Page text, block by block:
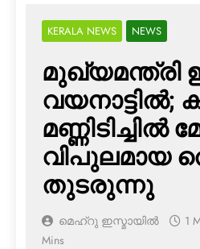
KERALA NEWS NEWS
മുഖ്യമന്ത്രി
വയനാട്ടിൽ;
മണ്ണിടിച്ചിൽ
വിപുലമായ
തുടരുന്നു
മെഹ്റു ഇസ്മായില്‍ 1
Mins